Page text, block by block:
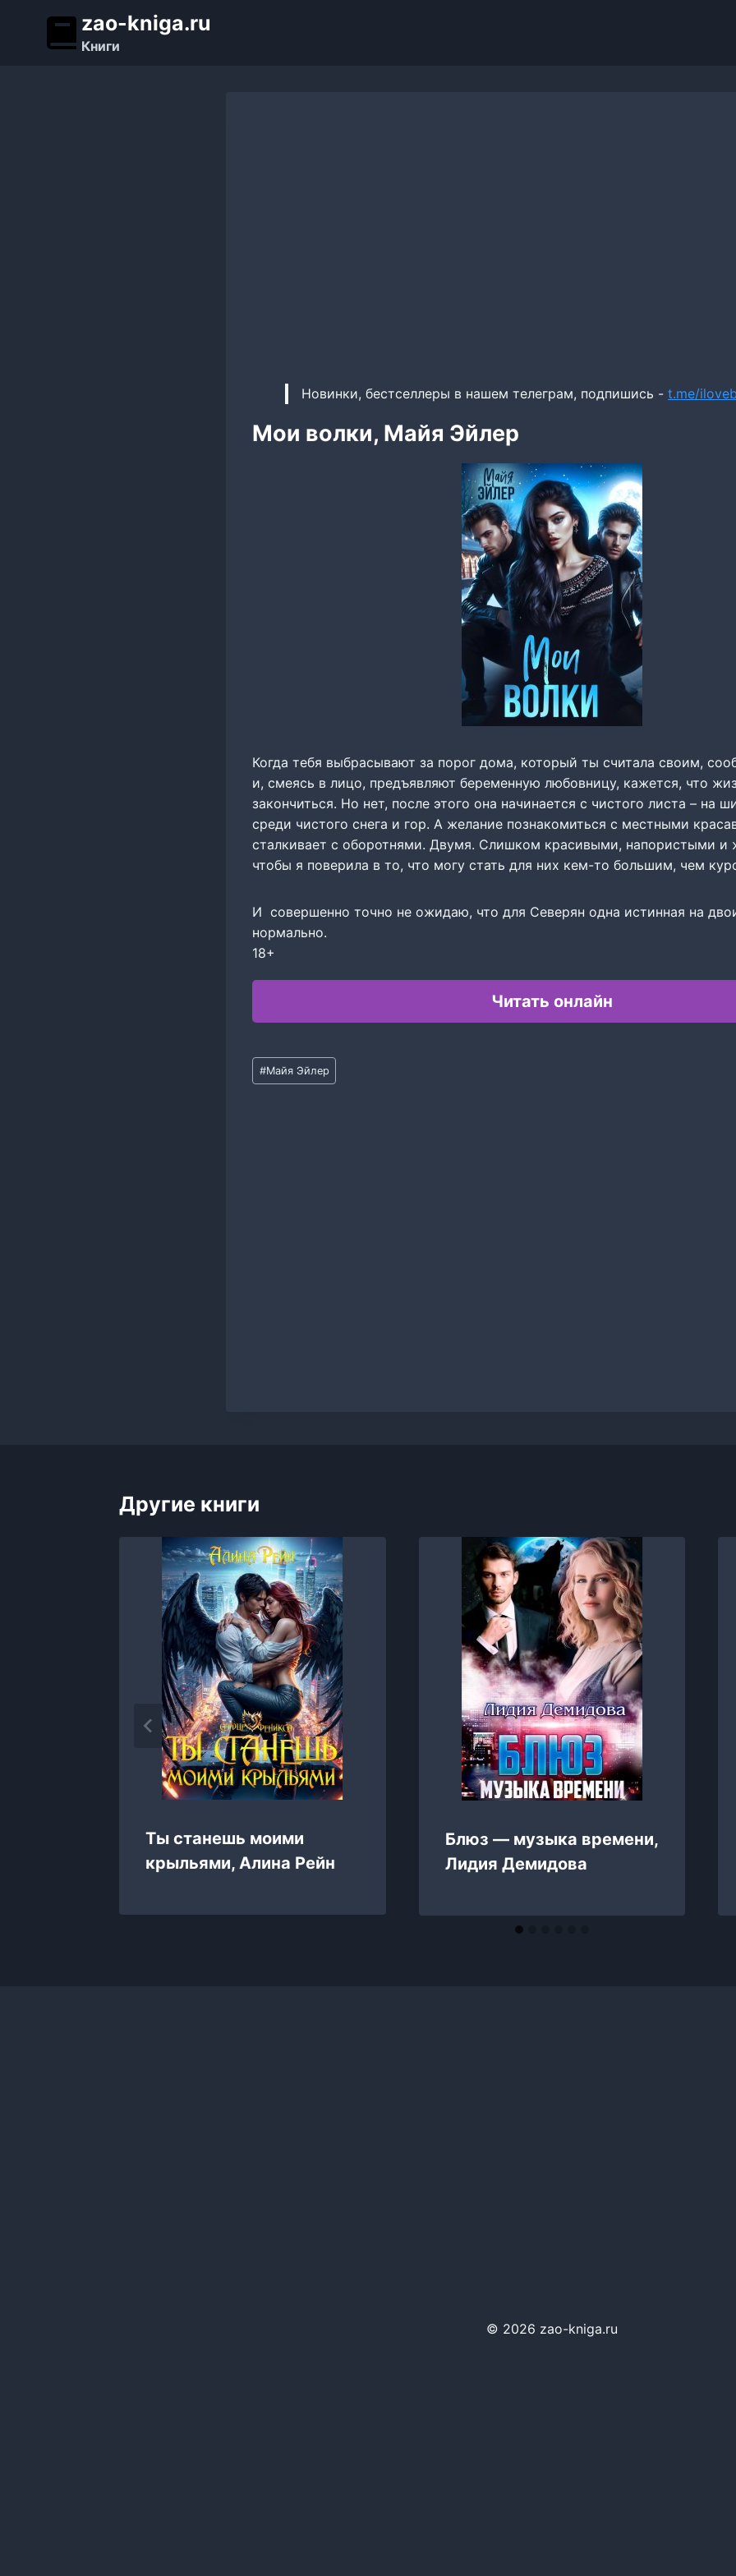
содержимому
zao-kniga.ru
Книги
Новинки, бестселлеры в нашем телеграм, подпишись - t.me/
Мои волки, Майя Эйлер
Когда тебя выбрасывают за порог дома, который ты считала своим,
и, смеясь в лицо, предъявляют беременную любовницу, кажется, что
закончиться. Но нет, после этого она начинается с чистого листа – на
среди чистого снега и гор. А желание познакомиться с местными
сталкивает с оборотнями. Двумя. Слишком красивыми, напористыми и
чтобы я поверила в то, что могу стать для них кем-то большим, чем
И совершенно точно не ожидаю, что для Северян одна истинная на
нормально.
18+
Читать онлайн
Метки
записи:
#Майя Эйлер
Другие книги
Ты станешь моими
крыльями, Алина Рейн
Блюз — музыка времени,
Лидия Демидова
© 2026 zao-kniga.ru